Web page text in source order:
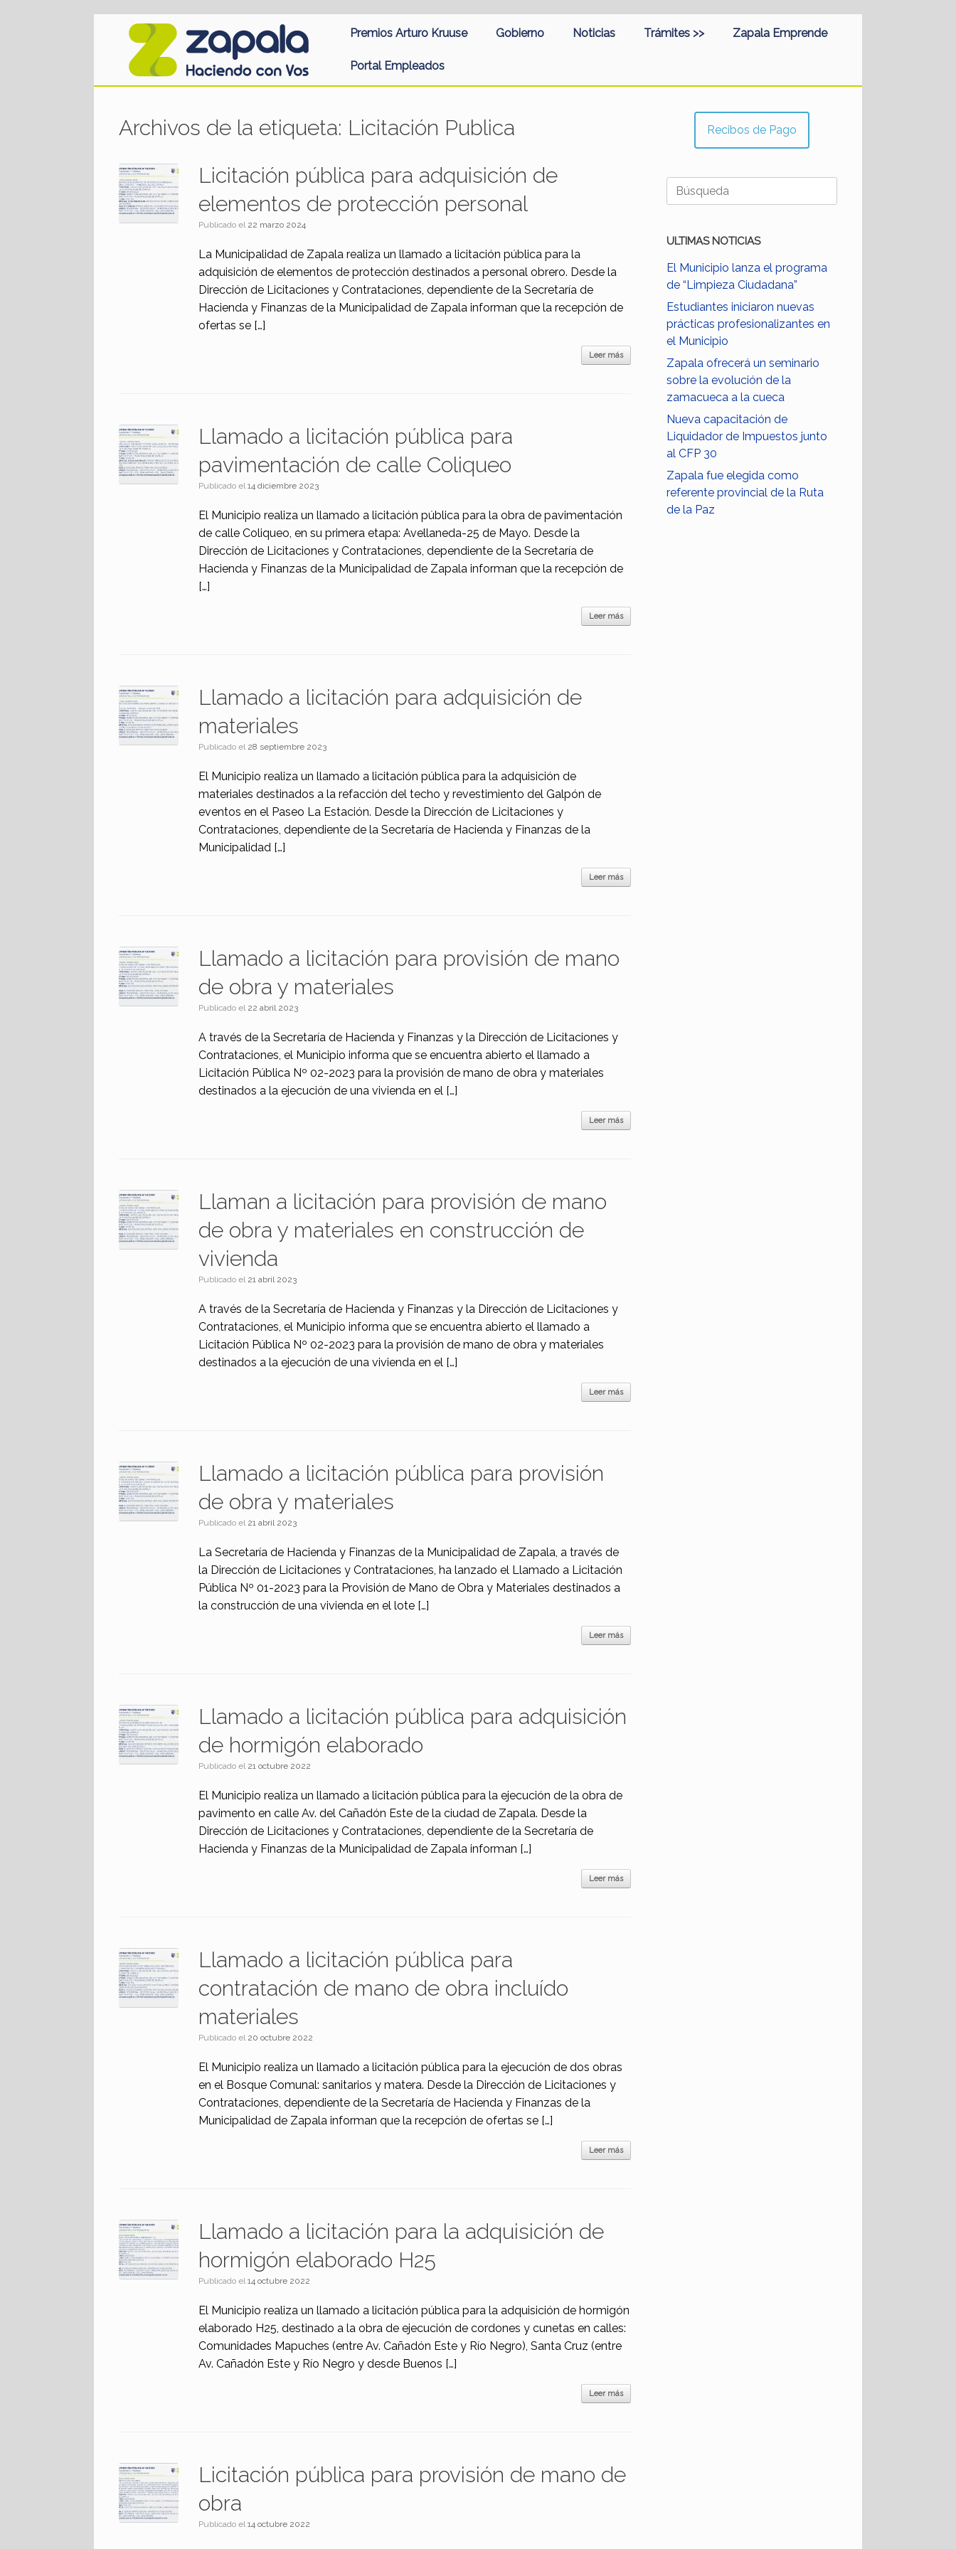
Premios Arturo Kruuse Gobierno Noticias Trámites >> Zapala Emprende
Portal Empleados
Archivos de la etiqueta: Licitación Publica
Licitación pública para adquisición de
elementos de protección personal
Publicado el 22 marzo 2024
La Municipalidad de Zapala realiza un llamado a licitación pública para la
adquisición de elementos de protección destinados a personal obrero. Desde la
Dirección de Licitaciones y Contrataciones, dependiente de la Secretaría de
Hacienda y Finanzas de la Municipalidad de Zapala informan que la recepción de
ofertas se […]
Leer más
Llamado a licitación pública para
pavimentación de calle Coliqueo
Publicado el14 diciembre 2023
El Municipio realiza un llamado a licitación pública para la obra de pavimentación
de calle Coliqueo, en su primera etapa: Avellaneda-25 de Mayo. Desde la
Dirección de Licitaciones y Contrataciones, dependiente de la Secretaría de
Hacienda y Finanzas de la Municipalidad de Zapala informan que la recepción de
[…]
Leer más
Llamado a licitación para adquisición de
materiales
Publicado el 28 septiembre 2023
El Municipio realiza un llamado a licitación pública para la adquisición de
materiales destinados a la refacción del techo y revestimiento del Galpón de
eventos en el Paseo La Estación. Desde la Dirección de Licitaciones y
Contrataciones, dependiente de la Secretaría de Hacienda y Finanzas de la
Municipalidad […]
Leer más
Llamado a licitación para provisión de mano
de obra y materiales
Publicado el 22 abril 2023
A través de la Secretaría de Hacienda y Finanzas y la Dirección de Licitaciones y
Contrataciones, el Municipio informa que se encuentra abierto el llamado a
Licitación Pública Nº 02-2023 para la provisión de mano de obra y materiales
destinados a la ejecución de una vivienda en el […]
Leer más
Llaman a licitación para provisión de mano
de obra y materiales en construcción de
vivienda
Publicado el 21 abril 2023
A través de la Secretaría de Hacienda y Finanzas y la Dirección de Licitaciones y
Contrataciones, el Municipio informa que se encuentra abierto el llamado a
Licitación Pública Nº 02-2023 para la provisión de mano de obra y materiales
destinados a la ejecución de una vivienda en el […]
Leer más
Llamado a licitación pública para provisión
de obra y materiales
Publicado el 21 abril 2023
La Secretaría de Hacienda y Finanzas de la Municipalidad de Zapala, a través de
la Dirección de Licitaciones y Contrataciones, ha lanzado el Llamado a Licitación
Pública Nº 01-2023 para la Provisión de Mano de Obra y Materiales destinados a
la construcción de una vivienda en el lote […]
Leer más
Llamado a licitación pública para adquisición
de hormigón elaborado
Publicado el 21 octubre 2022
El Municipio realiza un llamado a licitación pública para la ejecución de la obra de
pavimento en calle Av. del Cañadón Este de la ciudad de Zapala. Desde la
Dirección de Licitaciones y Contrataciones, dependiente de la Secretaría de
Hacienda y Finanzas de la Municipalidad de Zapala informan […]
Leer más
Llamado a licitación pública para
contratación de mano de obra incluído
materiales
Publicado el 20 octubre 2022
El Municipio realiza un llamado a licitación pública para la ejecución de dos obras
en el Bosque Comunal: sanitarios y matera. Desde la Dirección de Licitaciones y
Contrataciones, dependiente de la Secretaría de Hacienda y Finanzas de la
Municipalidad de Zapala informan que la recepción de ofertas se […]
Leer más
Llamado a licitación para la adquisición de
hormigón elaborado H25
Publicado el14 octubre 2022
El Municipio realiza un llamado a licitación pública para la adquisición de hormigón
elaborado H25, destinado a la obra de ejecución de cordones y cunetas en calles:
Comunidades Mapuches (entre Av. Cañadón Este y Río Negro), Santa Cruz (entre
Av. Cañadón Este y Río Negro y desde Buenos […]
Leer más
Licitación pública para provisión de mano de
obra
Publicado el14 octubre 2022
Recibos de Pago
Buscar:
ULTIMAS NOTICIAS
El Municipio lanza el programa
de “Limpieza Ciudadana”
Estudiantes iniciaron nuevas
prácticas profesionalizantes en
el Municipio
Zapala ofrecerá un seminario
sobre la evolución de la
zamacueca a la cueca
Nueva capacitación de
Liquidador de Impuestos junto
al CFP 30
Zapala fue elegida como
referente provincial de la Ruta
de la Paz